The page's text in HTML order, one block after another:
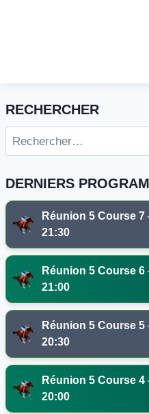
RECHERCHER
Rechercher :
DERNIERS
Réunion 5 Course 7
21:30
Réunion 5 Course 6
21:00
Réunion 5 Course 5
20:30
Réunion 5 Course 4
20:00